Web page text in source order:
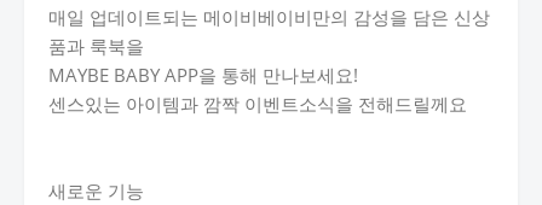
매일 업데이트되는 메이비베이비만의 감성을 담은 신상
품과 룩북을
MAYBE BABY APP을 통해 만나보세요!
센스있는 아이템과 깜짝 이벤트소식을 전해드릴께요
새로운 기능